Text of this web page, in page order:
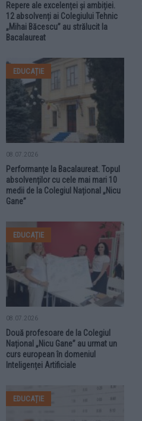
Repere ale excelenței și ambiției.
12 absolvenți ai Colegiului Tehnic
„Mihai Băcescu” au strălucit la
Bacalaureat
EDUCAȚIE
08.07.2026
Performanțe la Bacalaureat. Topul
absolvenților cu cele mai mari 10
medii de la Colegiul Național „Nicu
Gane”
EDUCAȚIE
08.07.2026
Două profesoare de la Colegiul
Național „Nicu Gane” au urmat un
curs european în domeniul
Inteligenței Artificiale
EDUCAȚIE